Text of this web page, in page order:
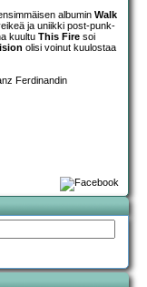
albumin Walk
ja uniikki post-punk-
kuultu This Fire soi
olisi voinut kuulostaa
Ferdinandin